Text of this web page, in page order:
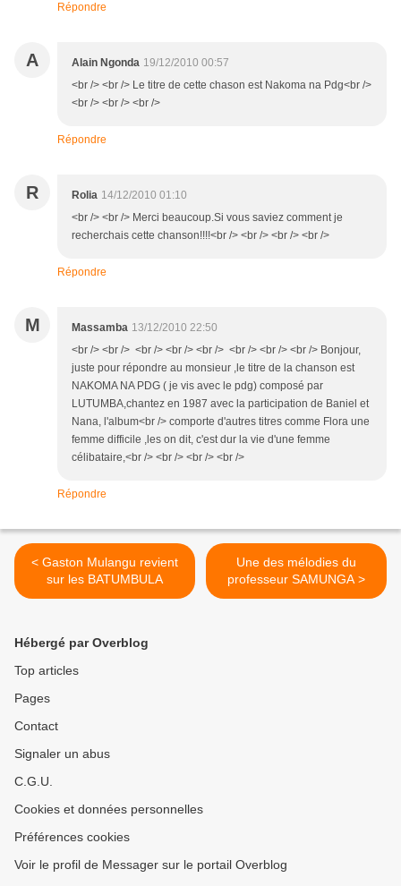
Répondre
A Alain Ngonda 19/12/2010 00:57
<br /> <br /> Le titre de cette chason est Nakoma na Pdg<br />
<br /> <br /> <br />
Répondre
R Rolia 14/12/2010 01:10
<br /> <br /> Merci beaucoup.Si vous saviez comment je
recherchais cette chanson!!!!<br /> <br /> <br /> <br />
Répondre
M Massamba 13/12/2010 22:50
<br /> <br /> <br /> <br /> <br /> <br /> <br /> <br /> Bonjour,
juste pour répondre au monsieur ,le titre de la chanson est
NAKOMA NA PDG ( je vis avec le pdg) composé par
LUTUMBA,chantez en 1987 avec la participation de Baniel et
Nana, l'album<br /> comporte d'autres titres comme Flora une
femme difficile ,les on dit, c'est dur la vie d'une femme
célibataire,<br /> <br /> <br /> <br />
Répondre
< Gaston Mulangu revient
sur les BATUMBULA
Une des mélodies du
professeur SAMUNGA >
Hébergé par Overblog
Top articles
Pages
Contact
Signaler un abus
C.G.U.
Cookies et données personnelles
Préférences cookies
Voir le profil de Messager sur le portail Overblog